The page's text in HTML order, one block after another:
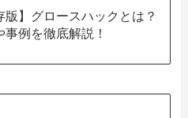
版】グロースハックとは？
事例を徹底解説！